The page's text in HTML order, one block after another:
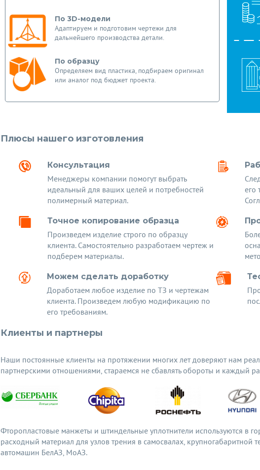
По 3D-модели
Адаптируем и подготовим чертежи для
дальнейшего производства детали.
По образцу
Определяем вид пластика, подбираем оригинал
или аналог под бюджет проекта.
Плюсы нашего изготовления
Консультация
Менеджеры компании помогут выбрать
идеальный для ваших целей и потребностей
полимерный материал.
его
Точное копирование образца
Произведем изделие строго по образцу
клиента. Самостоятельно разработаем чертеж и
подберем материалы.
Можем сделать доработку
Доработаем любое изделие по ТЗ и чертежам
клиента. Произведем любую модификацию по
его требованиям.
Клиенты и партнеры
Наши постоянные клиенты на протяжении многих лет доверяют нам
партнерскими отношениями, стараемся не сбавлять обороты и каждый
Фторопластовые манжеты и штиндельные уплотнители используются в
расходный материал для узлов трения в самосвалах, крупногабаритной
автомашин БелАЗ, МоАЗ.